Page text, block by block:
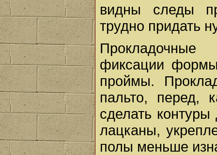
видны следы
трудно придать
фиксации
проймы.
пальто, перед,
сделать
лацканы,
полы меньше